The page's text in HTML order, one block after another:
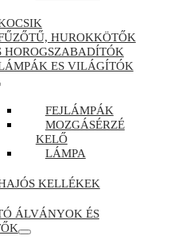
HUROKKÖTŐK
HOROGSZABADÍTÓK
ES VILÁGÍTÓK
FEJLÁMPÁK
MOZGÁSÉRZÉ
KELŐ
LÁMPA
KELLÉKEK
ÁLVÁNYOK ÉS